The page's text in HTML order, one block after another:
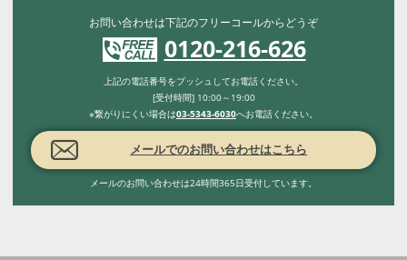
お問い合わせは下記のフリーコールからどうぞ
0120-216-626
上記の電話番号をプッシュしてお電話ください。
[受付時間] 10:00～19:00
※繋がりにくい場合は03-5343-6030へお電話ください。
メールでのお問い合わせはこちら
メールのお問い合わせは24時間365日受付しています。